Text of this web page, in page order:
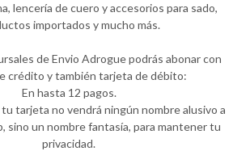
lencería de cuero y accesorios para sado,
importados y mucho más.
de Envio Adrogue podrás abonar con
crédito y también tarjeta de débito:
En hasta 12 pagos.
tarjeta no vendrá ningún nombre alusivo a
sino un nombre fantasía, para mantener tu
privacidad.